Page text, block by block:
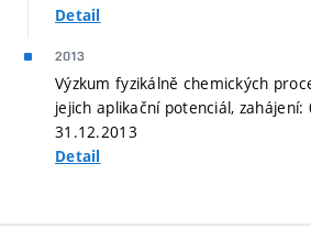
Detail
2013
Výzkum fyzikálně chemických
jejich aplikační potenciál, zahájení:
31.12.2013
Detail